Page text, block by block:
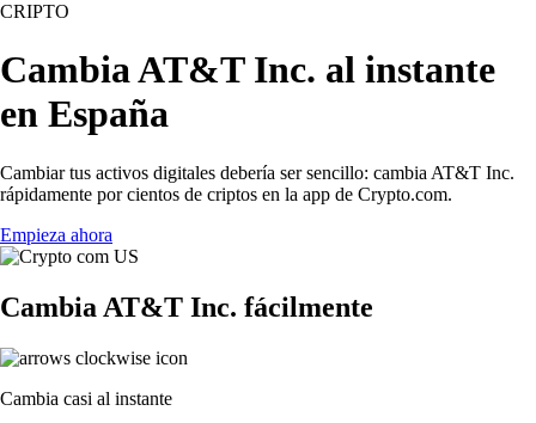
CRIPTO
Cambia AT&T Inc. al instante
en España
Cambiar tus activos digitales debería ser sencillo: cambia AT&T Inc.
rápidamente por cientos de criptos en la app de Crypto.com.
Empieza ahora
Cambia AT&T Inc. fácilmente
Cambia casi al instante